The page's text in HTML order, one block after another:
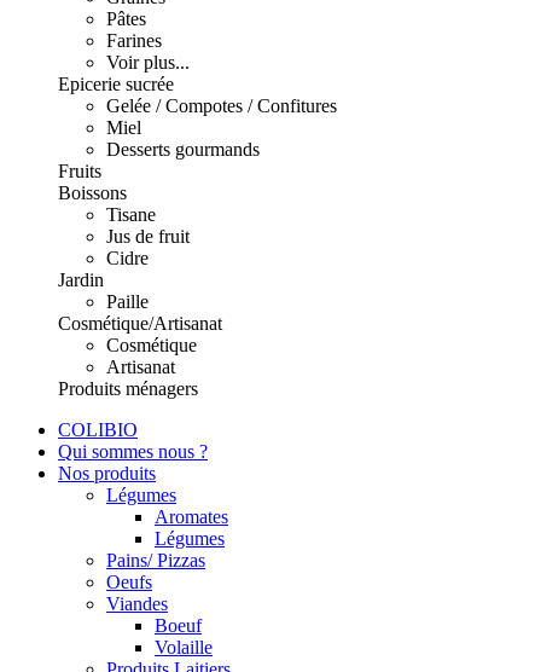
Pâtes
Farines
Voir plus...
Epicerie sucrée
Gelée / Compotes / Confitures
Miel
Desserts gourmands
Fruits
Boissons
Tisane
Jus de fruit
Cidre
Jardin
Paille
Cosmétique/Artisanat
Cosmétique
Artisanat
Produits ménagers
COLIBIO
Qui sommes nous ?
Nos produits
Légumes
Aromates
Légumes
Pains/ Pizzas
Oeufs
Viandes
Boeuf
Volaille